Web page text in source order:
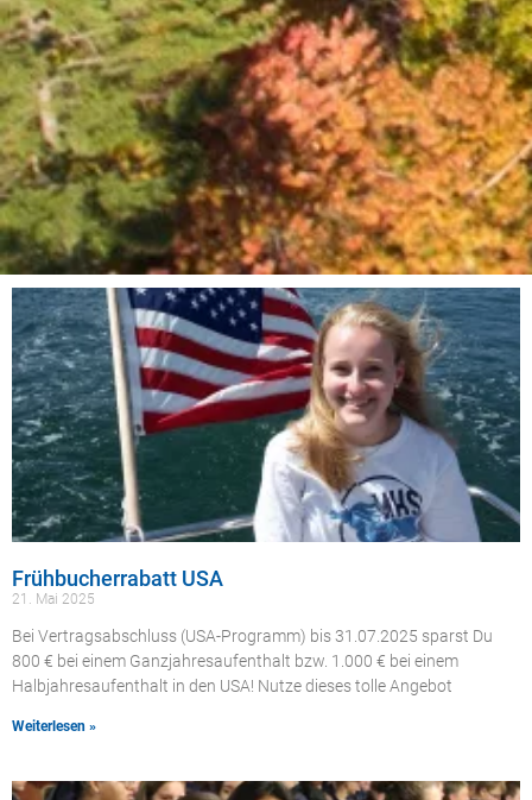
Frühbucherrabatt USA
21. Mai 2025
Bei Vertragsabschluss (USA-Programm) bis 31.07.2025 sparst Du
800 € bei einem Ganzjahresaufenthalt bzw. 1.000 € bei einem
Halbjahresaufenthalt in den USA! Nutze dieses tolle Angebot
Weiterlesen »